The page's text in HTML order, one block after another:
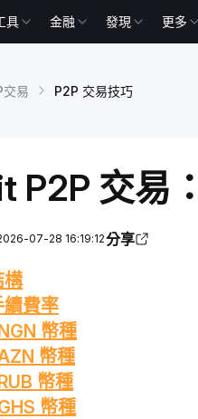
具 金融 發現 更多
交易 P2P 交易技巧
P2P 交易
07-28 16:19:12分享
構
費率
幣種
幣種
幣種
幣種